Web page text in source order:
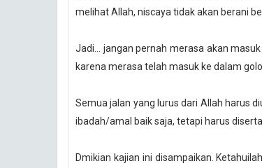
melihat Allah, niscaya tidak akan berani
Jadi... jangan pernah merasa akan
karena merasa telah masuk ke dalam
Semua jalan yang lurus dari Allah harus
ibadah/amal baik saja, tetapi harus
Dmikian kajian ini disampaikan.